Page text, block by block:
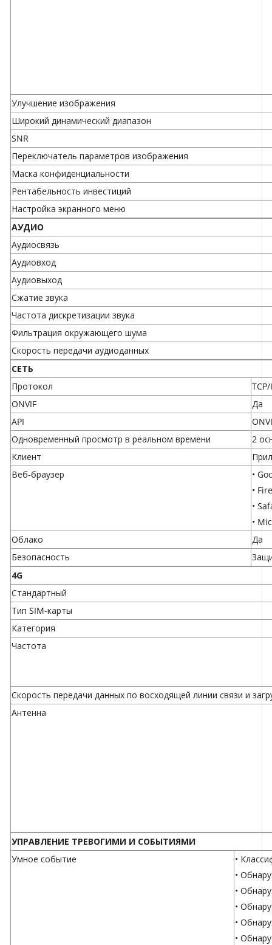
Улучшение изображения
Широкий динамический диапазон
SNR
Переключатель параметров изображения
Маска конфиденциальности
Рентабельность инвестиций
Настройка экранного меню
АУДИО
Аудиосвязь
Аудиовход
Аудиовыход
Сжатие звука
Частота дискретизации звука
Фильтрация окружающего шума
Скорость передачи аудиоданных
СЕТЬ
Протокол
ONVIF
Да
API
Одновременный просмотр в реальном времени
2
Клиент
Веб-браузер
•
•
•
•
Облако
Да
Безопасность
4G
Стандартный
Тип SIM-карты
Категория
Частота
Скорость передачи данных по восходящей линии связи и
Антенна
УПРАВЛЕНИЕ ТРЕВОГИМИ И СОБЫТИЯМИ
Умное событие
•
•
•
•
•
•